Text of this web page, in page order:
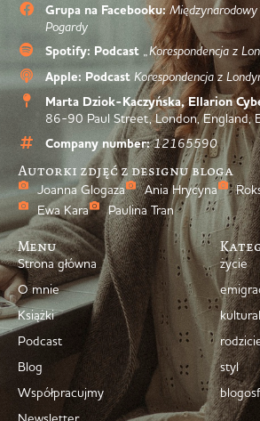
Grupa na Facebooku: Międzynarodowy
Pogardy
Spotify: Podcast „Korespondencja z
Apple: Podcast Korespondencja z
Marta Dziok-Kaczyńska, Ellarion
86-90 Paul Street, London, England,
Company number: 12165590
Autorki zdjęć z designu bloga
Joanna Glogaza Ania Hrycyna
Ewa Kara
Paulina Tran
Menu
Strona główna
O mnie
Książki
Podcast
Blog
Współpracujmy
życie
styl